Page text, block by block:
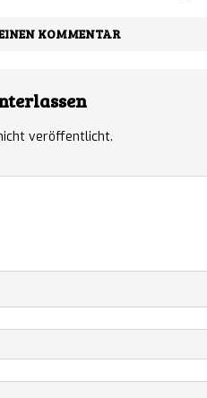
KOMMENTAR
veröffentlicht.